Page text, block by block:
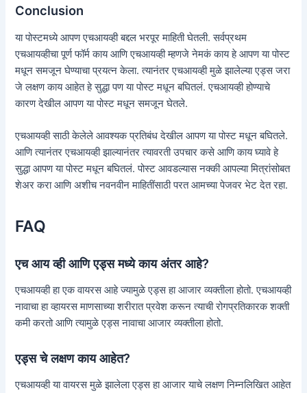
Conclusion
या पोस्टमध्ये आपण एचआयव्ही बद्दल भरपूर माहिती घेतली. सर्वप्रथम
एचआयव्हीचा पूर्ण फॉर्म काय आणि एचआयव्ही म्हणजे नेमकं काय हे आपण या पोस्ट
मधून समजून घेण्याचा प्रयत्न केला. त्यानंतर एचआयव्ही मुळे झालेल्या एड्स जरा
जे लक्षण काय आहेत हे सुद्धा पण या पोस्ट मधून बघितलं. एचआयव्ही होण्याचे
कारण देखील आपण या पोस्ट मधून समजून घेतले.
एचआयव्ही साठी केलेले आवश्यक प्रतिबंध देखील आपण या पोस्ट मधून बघितले.
आणि त्यानंतर एचआयव्ही झाल्यानंतर त्यावरती उपचार कसे आणि काय घ्यावे हे
सुद्धा आपण या पोस्ट मधून बघितलं. पोस्ट आवडल्यास नक्की आपल्या मित्रांसोबत
शेअर करा आणि अशीच नवनवीन माहितींसाठी परत आमच्या पेजवर भेट देत रहा.
FAQ
एच आय व्ही आणि एड्स मध्ये काय अंतर आहे?
एचआयव्ही हा एक वायरस आहे ज्यामुळे एड्स हा आजार व्यक्तीला होतो. एचआयव्ही
नावाचा हा व्हायरस माणसाच्या शरीरात प्रवेश करून त्याची रोगप्रतिकारक शक्ती
कमी करतो आणि त्यामुळे एड्स नावाचा आजार व्यक्तीला होतो.
एड्स चे लक्षण काय आहेत?
एचआयव्ही या वायरस मुळे झालेला एड्स हा आजार याचे लक्षण निम्नलिखित आहेत